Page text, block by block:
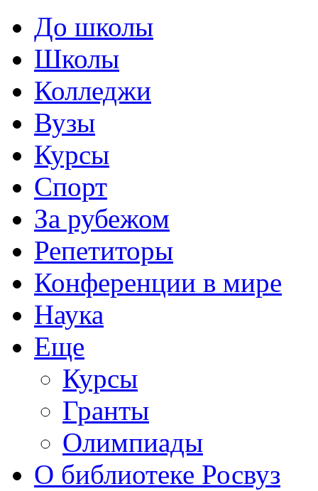
До школы
Школы
Колледжи
Вузы
Курсы
Спорт
За рубежом
Репетиторы
Конференции в мире
Наука
Еще
Курсы
Гранты
Олимпиады
О библиотеке Росвуз